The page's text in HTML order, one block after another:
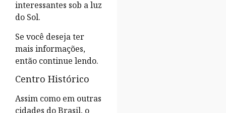
interessantes sob a luz
do Sol.
Se você deseja ter
mais informações,
então continue lendo.
Centro Histórico
Assim como em outras
cidades do Brasil, o